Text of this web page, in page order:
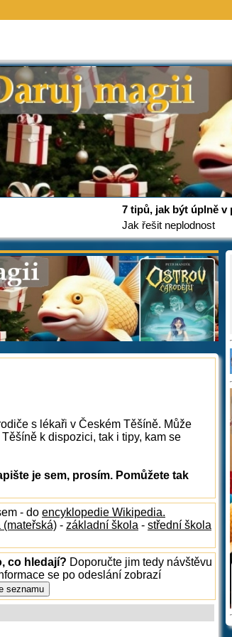
7 tipů, jak být úplně v
Jak řešit neplodnost
s lékaři v Českém Těšíně. Může
k dispozici, tak i tipy, kam se
je sem, prosím. Pomůžete tak
- do encyklopedie Wikipedia.
(mateřská) - základní škola - střední škola
co hledají? Doporučte jim tedy návštěvu
se po odeslání zobrazí